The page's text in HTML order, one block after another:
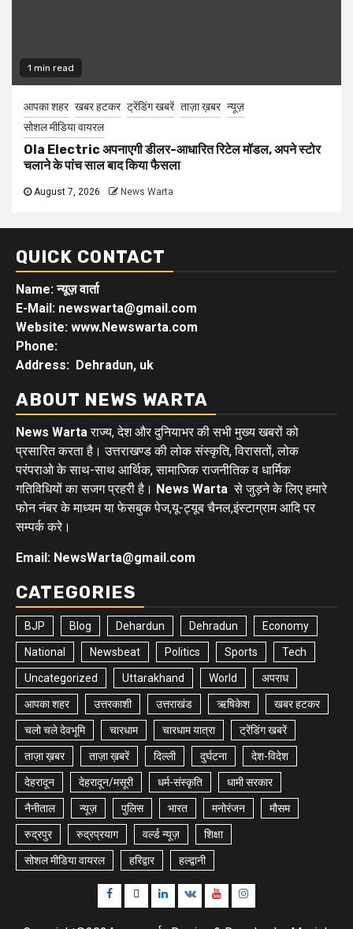
1 min read
आपका शहर खबर हटकर ट्रेंडिंग खबरें ताज़ा ख़बर न्यूज़
सोशल मीडिया वायरल
Ola Electric अपनाएगी डीलर-आधारित रिटेल मॉडल, अपने स्टोर
चलाने के पांच साल बाद किया फैसला
August 7, 2026 News Warta
QUICK CONTACT
Name: न्यूज़ वार्ता
E-Mail: newswarta@gmail.com
Website: www.Newswarta.com
Phone:
Address: Dehradun, uk
ABOUT NEWS WARTA
News Wartaराज्य, देश और दुनियाभर की सभी मुख्य खबरों को
प्रसारित करता है। उत्तराखण्ड की लोक संस्कृति, विरासतों, लोक
परंपराओ के साथ-साथ आर्थिक, सामाजिक राजनीतिक व धार्मिक
गतिविधियों का सजग प्रहरी है। News Warta से जुड़ने के लिए हमारे
फोन नंबर के माध्यम या फेसबुक पेज,यू-ट्यूब चैनल,इंस्टाग्राम आदि पर
सम्पर्क करे।
Email: NewsWarta@gmail.com
CATEGORIES
BJP Blog Dehardun Dehradun Economy
National Newsbeat Politics Sports Tech
Uncategorized Uttarakhand World अपराध
आपका शहर उत्तरकाशी उत्तराखंड ऋषिकेश खबर हटकर
चलो चले देवभूमि चारधाम चारधाम यात्रा ट्रेंडिंग खबरें
ताज़ा ख़बर ताज़ा ख़बरें दिल्ली दुर्घटना देश-विदेश
देहरादून देहरादून/मसूरी धर्म-संस्कृति धामी सरकार
नैनीताल न्यूज़ पुलिस भारत मनोरंजन मौसम
रुद्रपुर रुद्रप्रयाग वर्ल्ड न्यूज़ शिक्षा
सोशल मीडिया वायरल हरिद्वार हल्द्वानी
Facebook
TwitterLinkedin
VK YoutubeInstagram